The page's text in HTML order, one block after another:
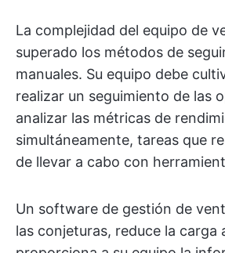
La complejidad del equipo de
superado los métodos de
manuales. Su equipo debe
realizar un seguimiento de las
analizar las métricas de
simultáneamente, tareas que
de llevar a cabo con
Un software de gestión de
las conjeturas, reduce la carga